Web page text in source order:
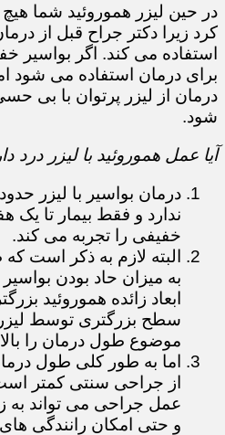
در حین لیزر هموروئید شما
کرد زیرا دکتر جراح قبل از
استفاده می کند. اگر بواسیر
برای درمان استفاده می شود
درمان از لیزر پرتوان با بی
شود.
آیا عمل هموروئید با لیزر درد
درمان بواسیر با لیزر
ندارد و فقط بیمار تا
خفیفی را تجربه می کند.
البته لازم به ذکر است
به میزان حاد بودن
ابعاد زائده هموروئید
سطح بزرگتری توسط
موضوع طول درمان را
اما به طور کلی طول
از جراحی سنتی کمتر
عمل جراحی می تواند به
و حتی امکان رانندگی های